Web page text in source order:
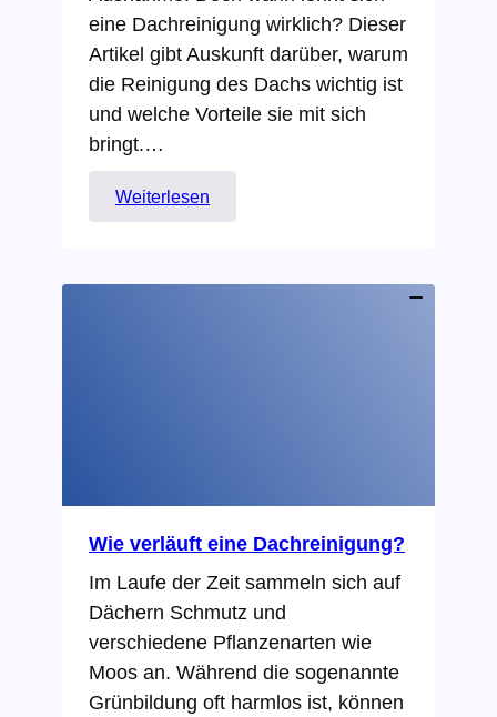
eine Dachreinigung wirklich? Dieser
Artikel gibt Auskunft darüber, warum
die Reinigung des Dachs wichtig ist
und welche Vorteile sie mit sich
bringt.…
Weiterlesen
Wann
Wie verläuft eine Dachreinigung?
Im Laufe der Zeit sammeln sich auf
Dächern Schmutz und
verschiedene Pflanzenarten wie
Moos an. Während die sogenannte
Grünbildung oft harmlos ist, können